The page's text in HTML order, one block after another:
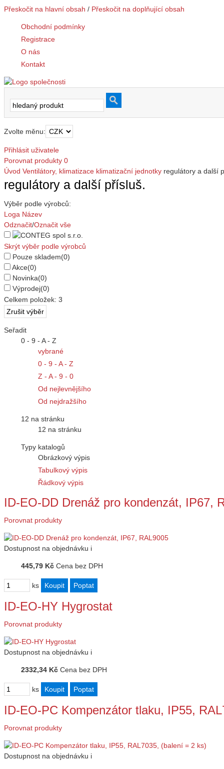
Přeskočit na hlavní obsah / Přeskočit na doplňující obsah
Obchodní podmínky
Registrace
O nás
Kontakt
Zvolte měnu:
Přihlásit uživatele
Porovnat produkty 0
Úvod Ventilátory, klimatizace klimatizační jednotky regulátory a další
regulátory a další přísluš.
Výběr podle výrobců:
Loga Název
Odznačit/Označit vše
Skrýt výběr podle výrobců
Pouze skladem(0)
Akce(0)
Novinka(0)
Výprodej(0)
Celkem položek: 3
Seřadit
0 - 9 - A - Z
vybrané
0 - 9 - A - Z
Z - A - 9 - 0
Od nejlevnějšího
Od nejdražšího
12 na stránku
12 na stránku
Typy katalogů
Obrázkový výpis
Tabulkový výpis
Řádkový výpis
ID-EO-DD Drenáž pro kondenzát, IP67,
Porovnat produkty
Dostupnost na objednávku i
445,79 Kč Cena bez DPH
ks
ID-EO-HY Hygrostat
Porovnat produkty
Dostupnost na objednávku i
2332,34 Kč Cena bez DPH
ks
ID-EO-PC Kompenzátor tlaku, IP55,
Porovnat produkty
Dostupnost na objednávku i